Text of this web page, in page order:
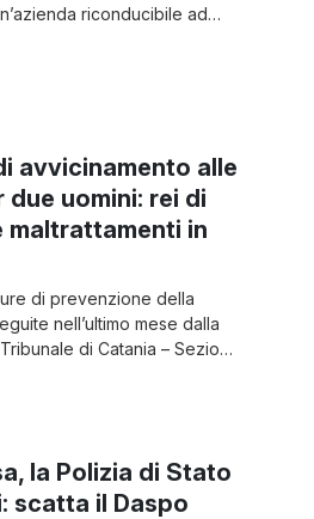
riconducibile ad
identificato come un membro
avvicinamento alle
uomini: rei di
in
di prevenzione della
nell’ultimo mese dalla
di Catania – Sezione
a soggetti ritenuti
[…] la Polizia di Stato
scatta il Daspo